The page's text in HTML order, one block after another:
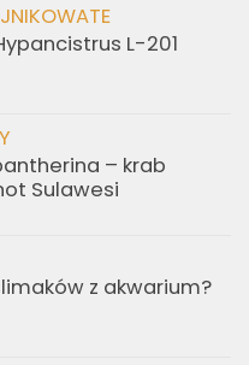
L-201
– krab
Sulawesi
z akwarium?